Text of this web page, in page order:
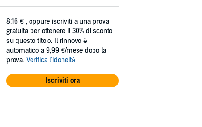
8,16 € , oppure iscriviti a una prova
gratuita per ottenere il 30% di sconto
su questo titolo. Il rinnovo è
automatico a 9,99 €/mese dopo la
prova. Verifica l'idoneità
Iscriviti ora